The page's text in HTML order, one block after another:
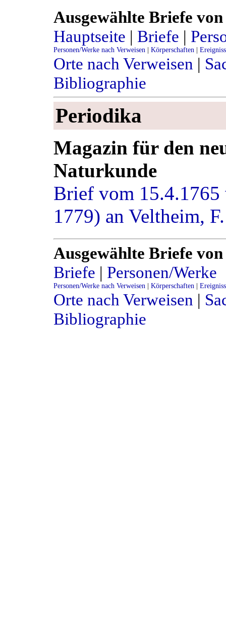
Ausgewählte Briefe
Hauptseite | Briefe |
Personen/Werke nach Verweisen | Körperschaften |
Orte nach Verweisen |
Bibliographie
Periodika
Magazin für den
Naturkunde
Brief vom 15.4.1765
1779) an Veltheim,
Ausgewählte Briefe
Briefe | Personen/Werke
Personen/Werke nach Verweisen Körperschaften
Orte nach Verweisen |
Bibliographie